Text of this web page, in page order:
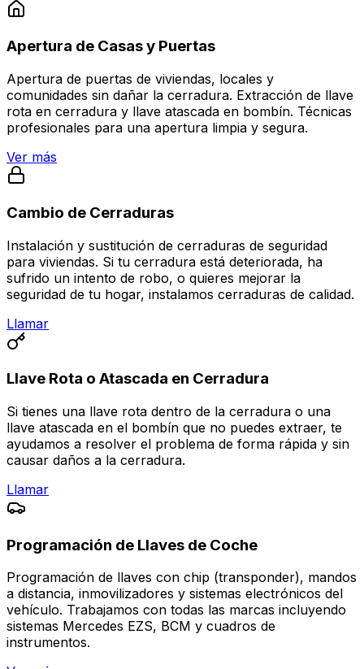
Apertura de Casas y Puertas
Apertura de puertas de viviendas, locales y
comunidades sin dañar la cerradura. Extracción de llave
rota en cerradura y llave atascada en bombín. Técnicas
profesionales para una apertura limpia y segura.
Ver más
Cambio de Cerraduras
Instalación y sustitución de cerraduras de seguridad
para viviendas. Si tu cerradura está deteriorada, ha
sufrido un intento de robo, o quieres mejorar la
seguridad de tu hogar, instalamos cerraduras de calidad.
Llamar
Llave Rota o Atascada en Cerradura
Si tienes una llave rota dentro de la cerradura o una
llave atascada en el bombín que no puedes extraer, te
ayudamos a resolver el problema de forma rápida y sin
causar daños a la cerradura.
Llamar
Programación de Llaves de Coche
Programación de llaves con chip (transponder), mandos
a distancia, inmovilizadores y sistemas electrónicos del
vehículo. Trabajamos con todas las marcas incluyendo
sistemas Mercedes EZS, BCM y cuadros de
instrumentos.